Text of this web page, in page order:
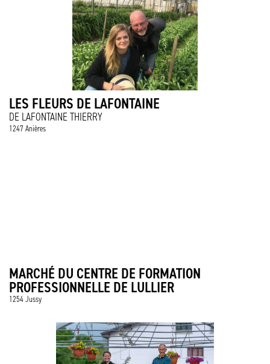
LES FLEURS DE LAFONTAINE
DE LAFONTAINE THIERRY
1247 Anières
MARCHÉ DU CENTRE DE FORMATION
PROFESSIONNELLE DE LULLIER
1254 Jussy